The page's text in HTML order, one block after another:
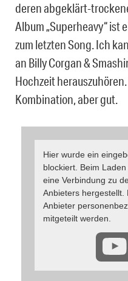
deren abgeklärt-
Album „Superheavy“ ist
zum letzten Song. Ich
an Billy Corgan &
Hochzeit
Kombination, aber gut.
Hier wurde ein
blockiert. Beim
eine Verbindung zu
Anbieters hergestellt.
Anbieter
mitgeteilt werden.